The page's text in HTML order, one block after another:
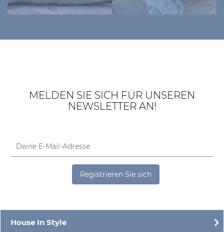
MELDEN SIE SICH FÜR UNSEREN
NEWSLETTER AN!
Registrieren Sie sich
House In Style